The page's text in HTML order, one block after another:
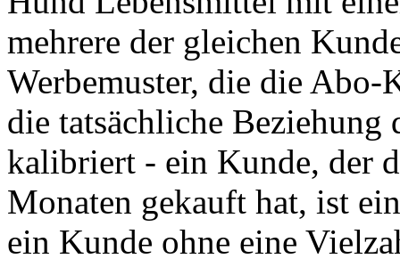
mehrere der gleichen
Werbemuster, die die
die tatsächliche
kalibriert - ein Kunde, der
Monaten gekauft hat, ist
ein Kunde ohne eine